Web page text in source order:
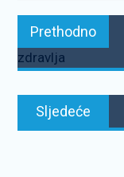
Navigacija
objava
Prethodno
zdravlja
Sljedeće